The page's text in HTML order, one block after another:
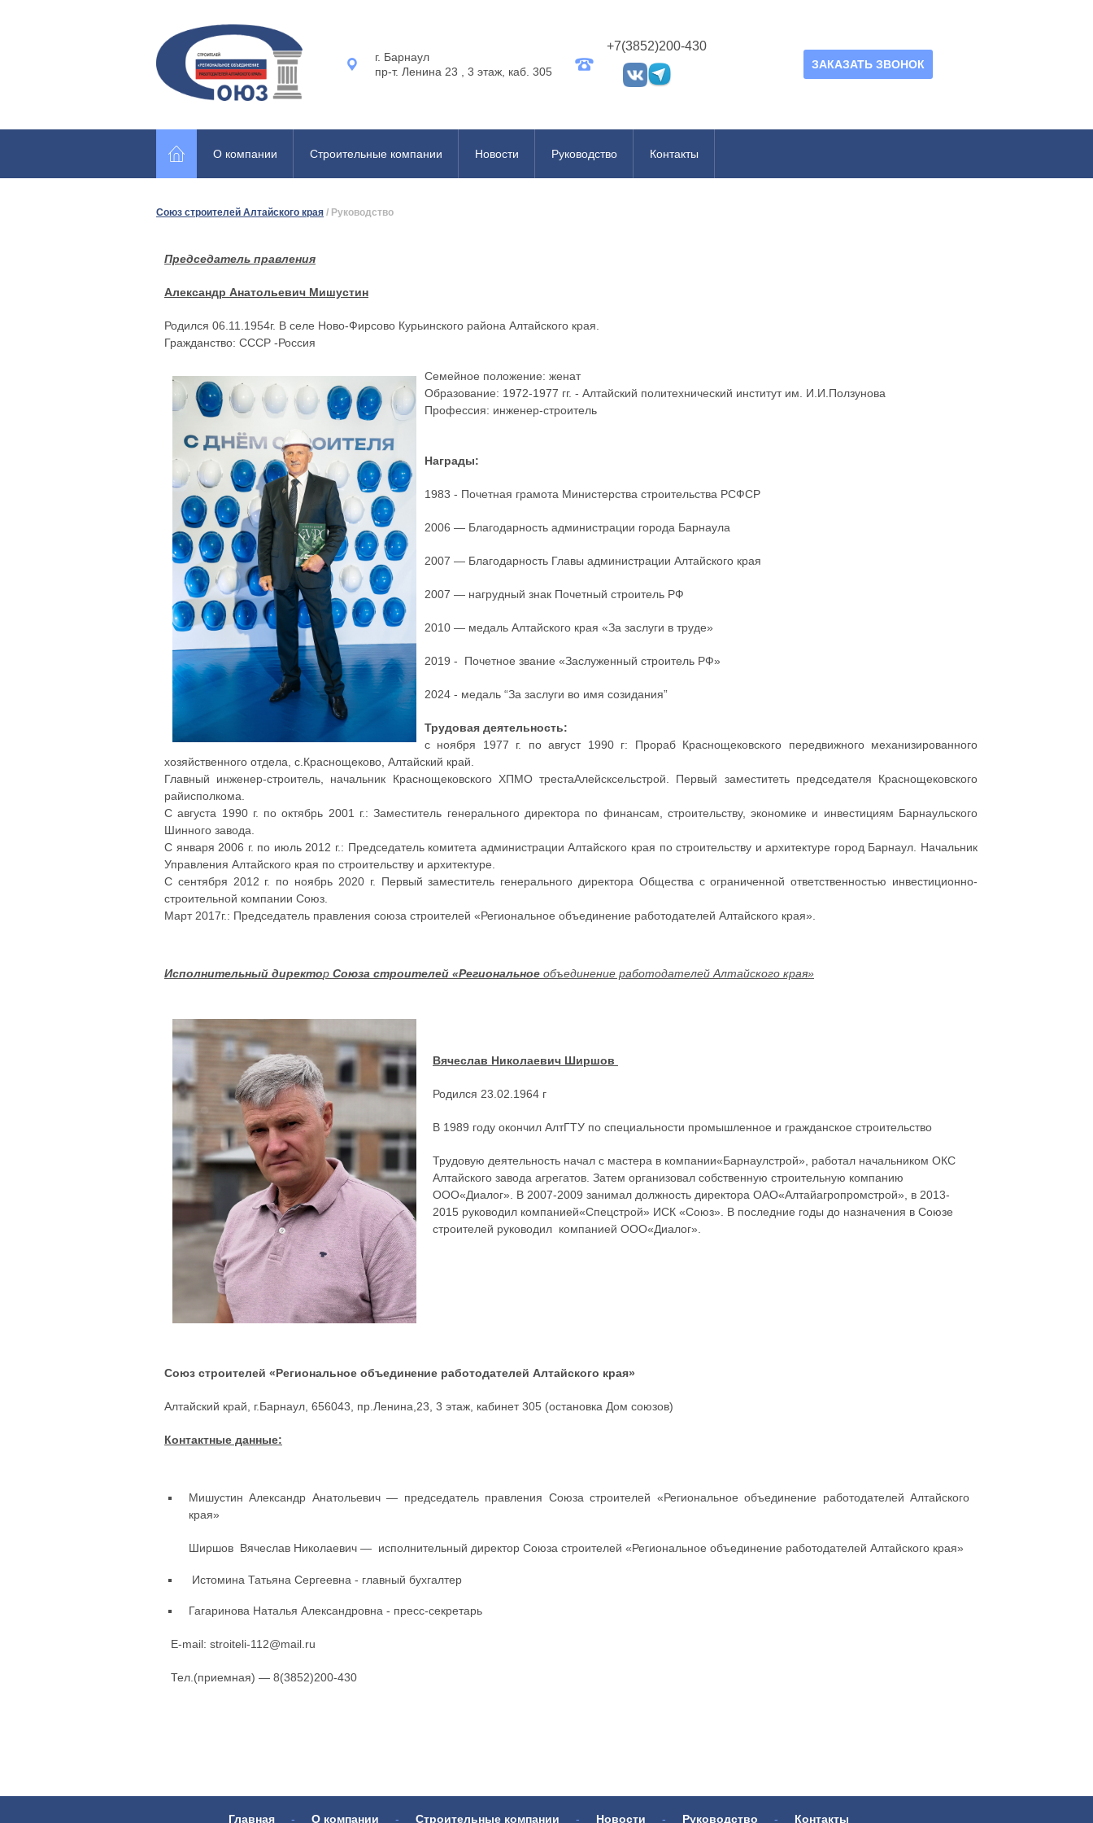
г. Барнаул
пр-т. Ленина 23 , 3 этаж, каб. 305
+7(3852)200-430
ЗАКАЗАТЬ ЗВОНОК
О компании Строительные компании Новости Руководство Контакты
Союз строителей Алтайского края / Руководство
Председатель правления
Александр Анатольевич Мишустин
Родился 06.11.1954г. В селе Ново-Фирсово Курьинского района Алтайского края.
Гражданство: СССР -Россия
Семейное положение: женат
Образование: 1972-1977 гг. - Алтайский политехнический институт им. И.И.Ползунова
Профессия: инженер-строитель
Награды:
1983 - Почетная грамота Министерства строительства РСФСР
2006 — Благодарность администрации города Барнаула
2007 — Благодарность Главы администрации Алтайского края
2007 — нагрудный знак Почетный строитель РФ
2010 — медаль Алтайского края «За заслуги в труде»
2019 - Почетное звание «Заслуженный строитель РФ»
2024 - медаль “За заслуги во имя созидания”
Трудовая деятельность:
с ноября 1977 г. по август 1990 г: Прораб Краснощековского передвижного механизированного
хозяйственного отдела, с.Краснощеково, Алтайский край.
Главный инженер-строитель, начальник Краснощековского ХПМО трестаАлейсксельстрой. Первый заместитеть председателя Краснощековского
райисполкома.
С августа 1990 г. по октябрь 2001 г.: Заместитель генерального директора по финансам, строительству, экономике и инвестициям Барнаульского
Шинного завода.
С января 2006 г. по июль 2012 г.: Председатель комитета администрации Алтайского края по строительству и архитектуре город Барнаул. Начальник
Управления Алтайского края по строительству и архитектуре.
С сентября 2012 г. по ноябрь 2020 г. Первый заместитель генерального директора Общества с ограниченной ответственностью инвестиционно-
строительной компании Союз.
Март 2017г.: Председатель правления союза строителей «Региональное объединение работодателей Алтайского края».
Исполнительный директор Союза строителей «Региональное объединение работодателей Алтайского края»
Вячеслав Николаевич Ширшов
Родился 23.02.1964 г
В 1989 году окончил АлтГТУ по специальности промышленное и гражданское строительство
Трудовую деятельность начал с мастера в компании«Барнаулстрой» , работал начальником ОКС
Алтайского завода агрегатов. Затем организовал собственную строительную компанию
ООО«Диалог». В 2007-2009 занимал должность директора ОАО«Алтайагропромстрой» , в 2013-
2015 руководил компанией«Спецстрой» ИСК «Союз». В последние годы до назначения в Союзе
строителей руководил компанией ООО«Диалог».
Союз строителей «Региональное объединение работодателей Алтайского края»
Алтайский край, г.Барнаул, 656043, пр.Ленина,23, 3 этаж, кабинет 305 (остановка Дом союзов)
Контактные данные:
Мишустин Александр Анатольевич — председатель правления Союза строителей «Региональное объединение работодателей Алтайского
края»
Ширшов Вячеслав Николаевич — исполнительный директор Союза строителей «Региональное объединение работодателей Алтайского края»
Истомина Татьяна Сергеевна - главный бухгалтер
Гагаринова Наталья Александровна - пресс-секретарь
E-mail: stroiteli-112@mail.ru
Тел.(приемная) — 8(3852)200-430
Главная - О компании - Строительные компании - Новости - Руководство - Контакты